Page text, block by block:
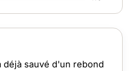
déjà sauvé d'un rebond